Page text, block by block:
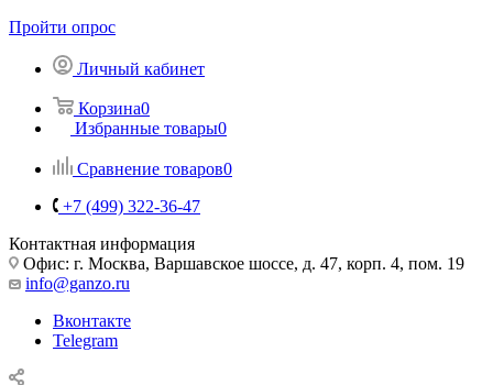
Пройти опрос
Личный кабинет
Корзина0
Избранные товары0
Сравнение товаров0
+7 (499) 322-36-47
Контактная информация
Офис: г. Москва, Варшавское шоссе, д. 47, корп. 4, пом. 19
info@ganzo.ru
Вконтакте
Telegram